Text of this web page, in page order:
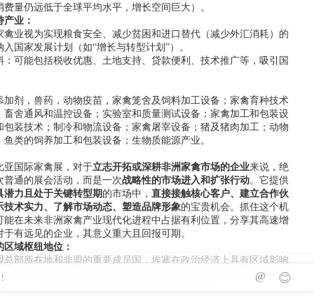
费量仍远低于全球平均水平，增长空间巨大）。
业：
禽业视为实现粮食安全、减少贫困和进口替代（减少外汇消耗）的
国家发展计划（如“增长与转型计划”）。
：可能包括税收优惠、土地支持、贷款便利、技术推广等，吸引国
加剂，兽药，动物疫苗，家禽笼舍及饲料加工设备；家禽育种技术
畜舍通风和温控设备；实验室和质量测试设备；家禽加工和包装设
包装技术；制冷和物流设备；家禽屠宰设备；猪及猪肉加工；动物
鱼类的饲养加工和包装设备；生物质能源产业。
亚国际家禽展，对于立志开拓或深耕非洲家禽市场的企业来说，绝
普通的展会活动，而是一次战略性的市场进入和扩张行动。它提供
潜力且处于关键转型期 的市场中， 直接接触核心客户、建立合作伙
技术实力、了解市场动态、塑造品牌形象的宝贵机会。抓住这个机
能在未来非洲家禽产业现代化进程中占据有利位置，分享其高速增
于有远见的企业，其意义重大且回报可期。
域枢纽地位：
总部所在地和非盟的重要成员国，埃塞在政治经济上具有区域影响
@ 😊